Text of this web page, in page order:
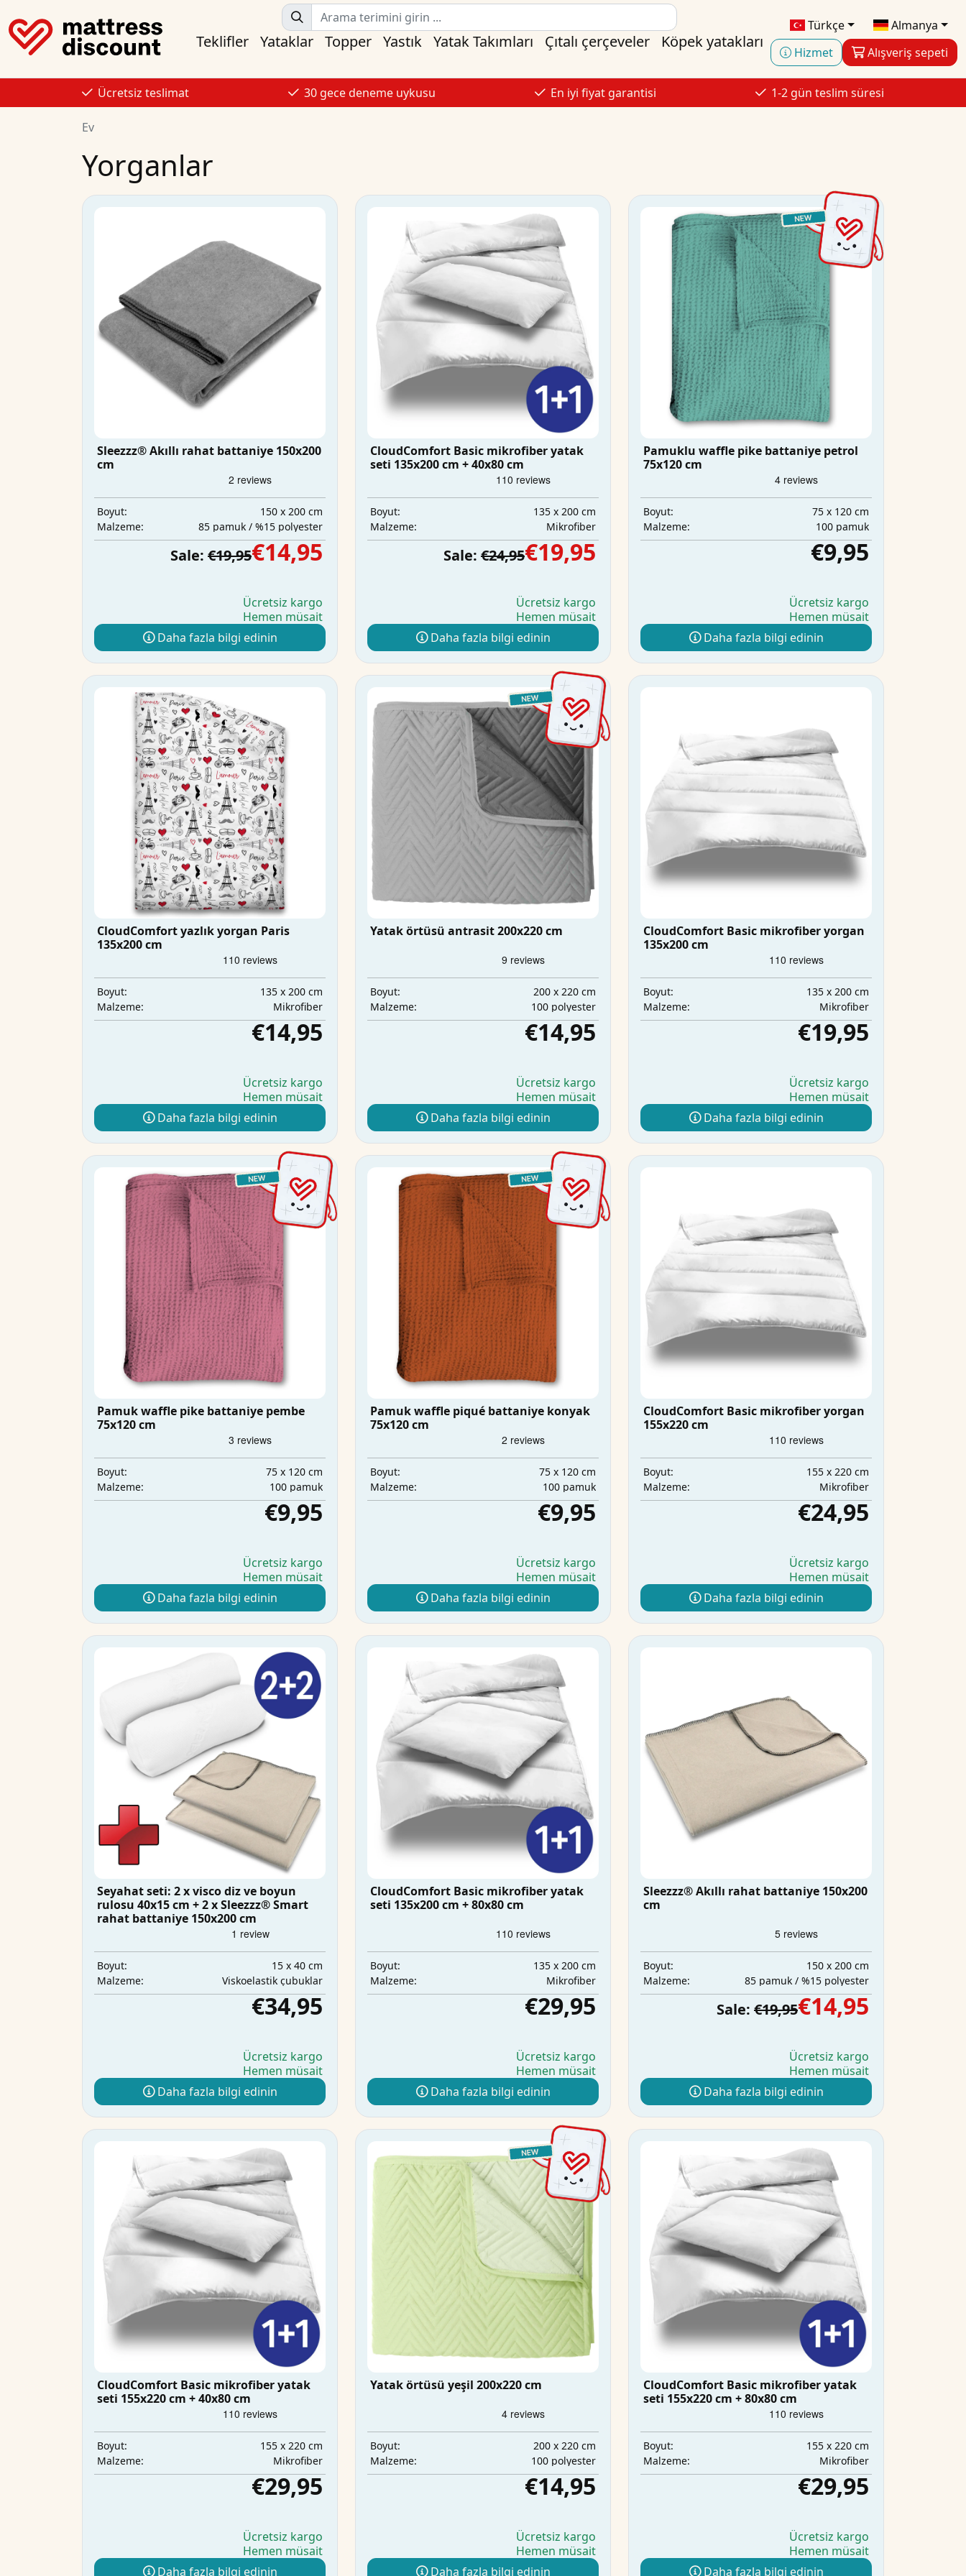
Türkçe
Almanya
Hizmet
Alışveriş sepeti
Teklifler Yataklar Topper Yastık Yatak Takımları Çıtalı çerçeveler Köpek yatakları
Ücretsiz teslimat 30 gece deneme uykusu En iyi fiyat garantisi 1-2 gün teslim süresi
Ev
Yorganlar
Sleezzz® Akıllı rahat battaniye 150x200
cm
Boyut:
150 x 200 cm
Malzeme:
85 pamuk / %15 polyester
Sale: €19,95€14,95
Ücretsiz kargo
Hemen müsait
Daha fazla bilgi edinin
CloudComfort Basic mikrofiber yatak
seti 135x200 cm + 40x80 cm
Boyut:
135 x 200 cm
Malzeme:
Mikrofiber
Sale: €24,95€19,95
Ücretsiz kargo
Hemen müsait
Daha fazla bilgi edinin
Pamuklu waffle pike battaniye petrol
75x120 cm
Boyut:
75 x 120 cm
Malzeme:
100 pamuk
€9,95
Ücretsiz kargo
Hemen müsait
Daha fazla bilgi edinin
CloudComfort yazlık yorgan Paris
135x200 cm
Boyut:
135 x 200 cm
Malzeme:
Mikrofiber
€14,95
Ücretsiz kargo
Hemen müsait
Daha fazla bilgi edinin
Yatak örtüsü antrasit 200x220 cm
Boyut:
200 x 220 cm
Malzeme:
100 polyester
€14,95
Ücretsiz kargo
Hemen müsait
Daha fazla bilgi edinin
CloudComfort Basic mikrofiber yorgan
135x200 cm
Boyut:
135 x 200 cm
Malzeme:
Mikrofiber
€19,95
Ücretsiz kargo
Hemen müsait
Daha fazla bilgi edinin
Pamuk waffle pike battaniye pembe
75x120 cm
Boyut:
75 x 120 cm
Malzeme:
100 pamuk
€9,95
Ücretsiz kargo
Hemen müsait
Daha fazla bilgi edinin
Pamuk waffle piqué battaniye konyak
75x120 cm
Boyut:
75 x 120 cm
Malzeme:
100 pamuk
€9,95
Ücretsiz kargo
Hemen müsait
Daha fazla bilgi edinin
CloudComfort Basic mikrofiber yorgan
155x220 cm
Boyut:
155 x 220 cm
Malzeme:
Mikrofiber
€24,95
Ücretsiz kargo
Hemen müsait
Daha fazla bilgi edinin
Seyahat seti: 2 x visco diz ve boyun
rulosu 40x15 cm + 2 x Sleezzz® Smart
rahat battaniye 150x200 cm
Boyut:
15 x 40 cm
Malzeme:
Viskoelastik çubuklar
€34,95
Ücretsiz kargo
Hemen müsait
Daha fazla bilgi edinin
CloudComfort Basic mikrofiber yatak
seti 135x200 cm + 80x80 cm
Boyut:
135 x 200 cm
Malzeme:
Mikrofiber
€29,95
Ücretsiz kargo
Hemen müsait
Daha fazla bilgi edinin
Sleezzz® Akıllı rahat battaniye 150x200
cm
Boyut:
150 x 200 cm
Malzeme:
85 pamuk / %15 polyester
Sale: €19,95€14,95
Ücretsiz kargo
Hemen müsait
Daha fazla bilgi edinin
CloudComfort Basic mikrofiber yatak
seti 155x220 cm + 40x80 cm
Boyut:
155 x 220 cm
Malzeme:
Mikrofiber
€29,95
Ücretsiz kargo
Hemen müsait
Daha fazla bilgi edinin
Yatak örtüsü yeşil 200x220 cm
Boyut:
200 x 220 cm
Malzeme:
100 polyester
€14,95
Ücretsiz kargo
Hemen müsait
Daha fazla bilgi edinin
CloudComfort Basic mikrofiber yatak
seti 155x220 cm + 80x80 cm
Boyut:
155 x 220 cm
Malzeme:
Mikrofiber
€29,95
Ücretsiz kargo
Hemen müsait
Daha fazla bilgi edinin